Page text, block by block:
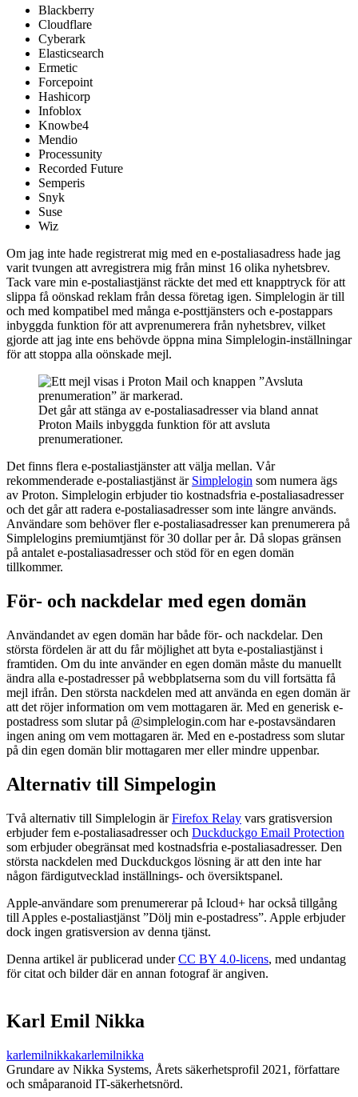
Blackberry
Cloudflare
Cyberark
Elasticsearch
Ermetic
Forcepoint
Hashicorp
Infoblox
Knowbe4
Mendio
Processunity
Recorded Future
Semperis
Snyk
Suse
Wiz
Om jag inte hade registrerat mig med en e-postalias­adress hade jag
varit tvungen att avregistrera mig från minst 16 olika nyhetsbrev.
Tack vare min e-postalias­tjänst räckte det med ett knapptryck för att
slippa få oönskad reklam från dessa företag igen. Simplelogin är till
och med kompatibel med många e-post­tjänsters och e-postappars
inbyggda funktion för att avprenumerera från nyhetsbrev, vilket
gjorde att jag inte ens behövde öppna mina Simplelogin-inställningar
för att stoppa alla oönskade mejl.
Det går att stänga av e-postaliasadresser via bland annat
Proton Mails inbyggda funktion för att avsluta
prenumerationer.
Det finns flera e-postalias­tjänster att välja mellan. Vår
rekommenderade e-postalias­tjänst är Simplelogin som numera ägs
av Proton. Simplelogin erbjuder tio kostnadsfria e-postalias­adresser
och det går att radera e-postalias­adresser som inte längre används.
Användare som behöver fler e-postalias­adresser kan prenumerera på
Simplelogins premiumtjänst för 30 dollar per år. Då slopas gränsen
på antalet e-postalias­adresser och stöd för en egen domän
tillkommer.
För- och nackdelar med egen domän
Användandet av egen domän har både för- och nackdelar. Den
största fördelen är att du får möjlighet att byta e-postalias­tjänst i
framtiden. Om du inte använder en egen domän måste du manuellt
ändra alla e-postadresser på webbplatserna som du vill fortsätta få
mejl ifrån. Den största nackdelen med att använda en egen domän är
att det röjer information om vem mottagaren är. Med en generisk e-
postadress som slutar på @simplelogin.com har e-postavsändaren
ingen aning om vem mottagaren är. Med en e-postadress som slutar
på din egen domän blir mottagaren mer eller mindre uppenbar.
Alternativ till Simpelogin
Två alternativ till Simplelogin ärFirefox Relay vars gratisversion
erbjuder fem e-postalias­adresser och Duckduckgo Email Protection
som erbjuder obegränsat med kostnadsfria e-postalias­adresser. Den
största nackdelen med Duckduckgos lösning är att den inte har
någon färdigutvecklad inställnings- och översiktspanel.
Apple-användare som prenumererar på Icloud+ har också tillgång
till Apples e-postalias­tjänst ”Dölj min e-postadress”. Apple erbjuder
dock ingen gratisversion av denna tjänst.
Denna artikel är publicerad underCC BY 4.0-licens, med undantag
för citat och bilder där en annan fotograf är angiven.
Karl Emil Nikka
karlemilnikkakarlemilnikka
Grundare av Nikka Systems, Årets säkerhetsprofil 2021, författare
och småparanoid IT-säkerhetsnörd.